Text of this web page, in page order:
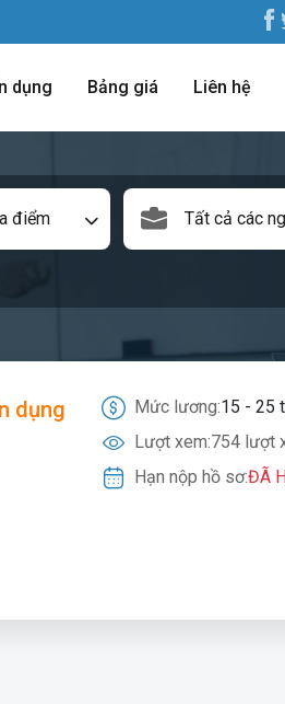
dụng Bảng giá Liên hệ
điểm Tất cả các
dụng Mức lương:15 - 25
Lượt xem:754 lượt
Hạn nộp hồ sơ:ĐÃ